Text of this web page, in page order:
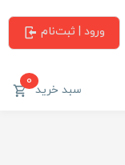
ورود | ثبت‌نام
سبد خرید0